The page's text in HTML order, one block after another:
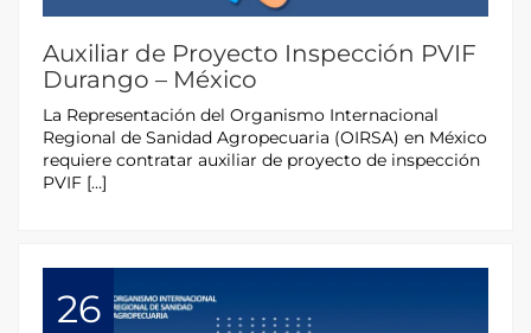
Auxiliar de Proyecto Inspección PVIF
Durango – México
La Representación del Organismo Internacional
Regional de Sanidad Agropecuaria (OIRSA) en México
requiere contratar auxiliar de proyecto de inspección
PVIF […]
26